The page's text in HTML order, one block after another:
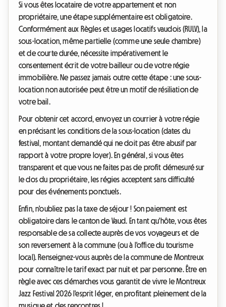
Si vous êtes locataire de votre appartement et non
propriétaire, une étape supplémentaire est obligatoire.
Conformément aux Règles et usages locatifs vaudois (RULV), la
sous-location, même partielle (comme une seule chambre)
et de courte durée, nécessite impérativement le
consentement écrit de votre bailleur ou de votre régie
immobilière. Ne passez jamais outre cette étape : une sous-
location non autorisée peut être un motif de résiliation de
votre bail.
Pour obtenir cet accord, envoyez un courrier à votre régie
en précisant les conditions de la sous-location (dates du
festival, montant demandé qui ne doit pas être abusif par
rapport à votre propre loyer). En général, si vous êtes
transparent et que vous ne faites pas de profit démesuré sur
le dos du propriétaire, les régies acceptent sans difficulté
pour des événements ponctuels.
Enfin, n'oubliez pas la taxe de séjour ! Son paiement est
obligatoire dans le canton de Vaud. En tant qu'hôte, vous êtes
responsable de sa collecte auprès de vos voyageurs et de
son reversement à la commune (ou à l'office du tourisme
local). Renseignez-vous auprès de la commune de Montreux
pour connaître le tarif exact par nuit et par personne. Être en
règle avec ces démarches vous garantit de vivre le Montreux
Jazz Festival 2026 l'esprit léger, en profitant pleinement de la